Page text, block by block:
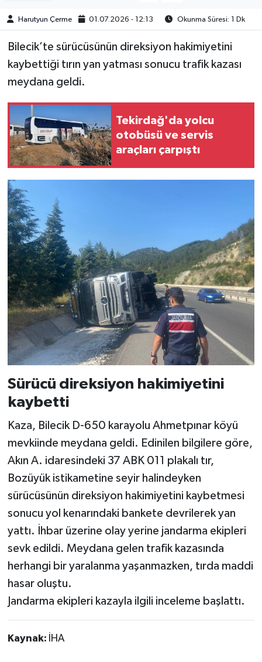
Harutyun Çerme 01.07.2026 - 12:13 Okunma Süresi: 1 Dk
Bilecik’te sürücüsünün direksiyon hakimiyetini
kaybettiği tırın yan yatması sonucu trafik kazası
meydana geldi.
Tekirdağ'da yolcu
otobüsü ve servis
araçları çarpıştı
Sürücü direksiyon hakimiyetini
kaybetti
Kaza, Bilecik D-650 karayolu Ahmetpınar köyü
mevkiinde meydana geldi. Edinilen bilgilere göre,
Akın A. idaresindeki 37 ABK 011 plakalı tır,
Bozüyük istikametine seyir halindeyken
sürücüsünün direksiyon hakimiyetini kaybetmesi
sonucu yol kenarındaki bankete devrilerek yan
yattı. İhbar üzerine olay yerine jandarma ekipleri
sevk edildi. Meydana gelen trafik kazasında
herhangi bir yaralanma yaşanmazken, tırda maddi
hasar oluştu.
Jandarma ekipleri kazayla ilgili inceleme başlattı.
Kaynak: İHA